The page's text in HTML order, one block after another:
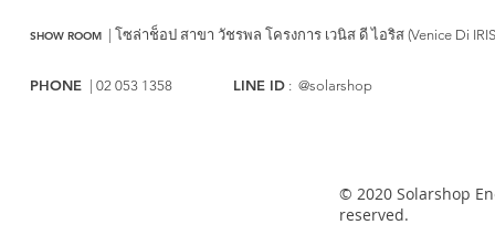
SHOW ROOM โซล่าช็อป สาขา วัชรพล โครงการ เวนิส ดี ไอริส (Venice Di
PHONE | 02 053 1358 LINE ID : @solarshop
© 2020 Solarshop
reserved.